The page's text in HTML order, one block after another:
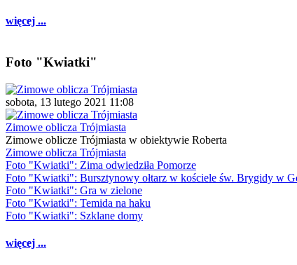
więcej ...
Foto "Kwiatki"
sobota, 13 lutego 2021 11:08
Zimowe oblicza Trójmiasta
Zimowe oblicze Trójmiasta w obiektywie Roberta
Zimowe oblicza Trójmiasta
Foto "Kwiatki": Zima odwiedziła Pomorze
Foto "Kwiatki": Bursztynowy ołtarz w kościele św. Brygidy w
Foto "Kwiatki": Gra w zielone
Foto "Kwiatki": Temida na haku
Foto "Kwiatki": Szklane domy
więcej ...